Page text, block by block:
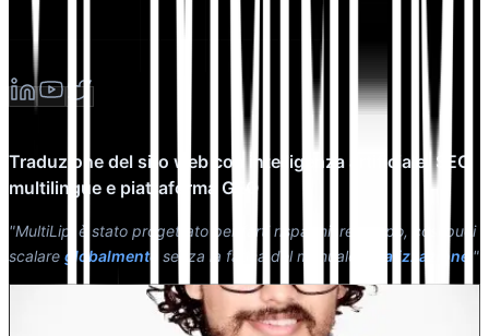
Traduzione del sito web con intelligenza artificiale, SEO
multilingue e piattaforma GEO
"MultiLipi è stato progettato per farti risparmiare tempo, così puoi
scalare globalmente senza la fatica del manuale localizzazione ."